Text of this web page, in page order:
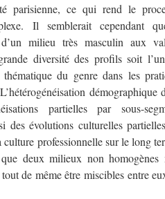
parisienne, ce qui rend le
Il semblerait cependant
d’un milieu très masculin aux
diversité des profils soit
du genre dans les
démographique
partielles par sous-
des évolutions culturelles
culture professionnelle sur le long
deux milieux non homogènes
de même être miscibles entre